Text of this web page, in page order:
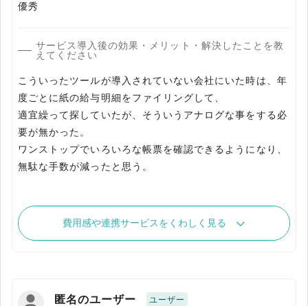
優秀
サービス導入後の効果・メリット・解決したことを教
えてください
こういったツールが導入されていない会社にいた時は、年
度ごとに紙の給与明細をファイリングして、
適宜繰って探していたが、そういうアナログな事をする必
要が無かった。
ワンストップでいろいろな帳票を確認できるようになり、
無駄な手数が減ったと思う。
費用感や連携サービスをくわしく見る
匿名のユーザー ユーザー